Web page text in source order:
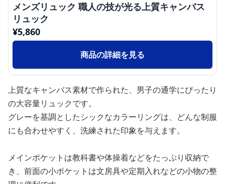
メンズリュック 職人の技が光る上質キャンバス
リュック
¥5,860
商品の詳細を見る
上質なキャンバス素材で作られた、男子の通学にぴったり
の大容量リュックです。
グレーを基調としたシックなカラーリングは、どんな制服
にも合わせやすく、洗練された印象を与えます。
メインポケットは教科書や体操着などをたっぷり収納で
き、前面の小ポケットは文房具や定期入れなどの小物の整